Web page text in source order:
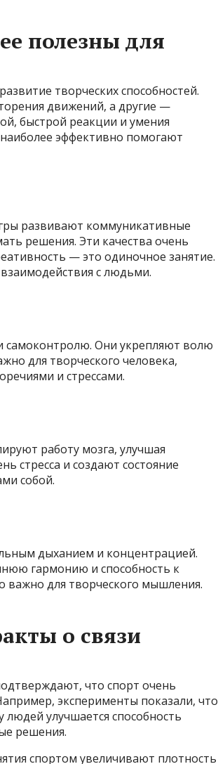
полезны для
творческих способностей.
движений, а другие —
быстрой реакции и умения
эффективно помогают
развивают коммуникативные
решения. Эти качества очень
— это одиночное занятие.
с людьми.
самоконтролю. Они укрепляют волю
для творческого человека,
и стрессами.
работу мозга, улучшая
стресса и создают состояние
собой.
дыханием и концентрацией.
гармонию и способность к
для творческого мышления.
о связи
что спорт очень
эксперименты показали, что
людей улучшается способность
решения.
спортом увеличивают плотность